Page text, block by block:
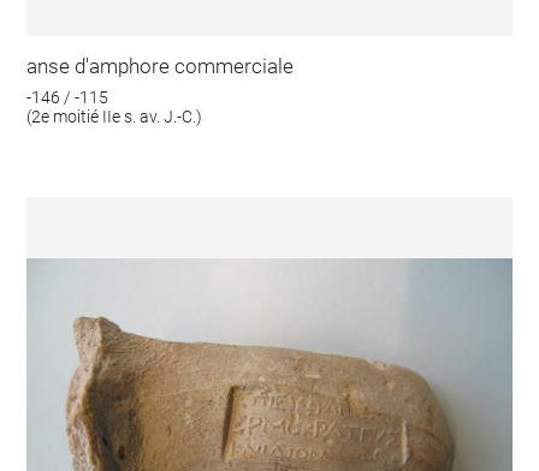
anse d'amphore commerciale
-146 / -115
(2e moitié IIe s. av. J.-C.)